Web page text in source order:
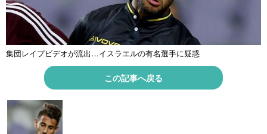
集団レイプビデオが流出…イスラエルの有名選手に疑惑
この記事へ戻る